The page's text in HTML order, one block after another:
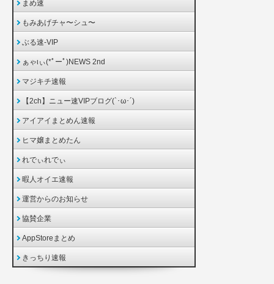
まめ速
もみあげチャ〜シュ〜
ぶる速-VIP
ぁゃιぃ(*ﾟーﾟ)NEWS 2nd
マジキチ速報
【2ch】ニュー速VIPブログ(`･ω･´)
アイアイまとめん速報
ヒマ嬢まとめたん
れでぃれでぃ
暇人オイエ速報
運営からのお知らせ
協賛企業
AppStoreまとめ
きっちり速報